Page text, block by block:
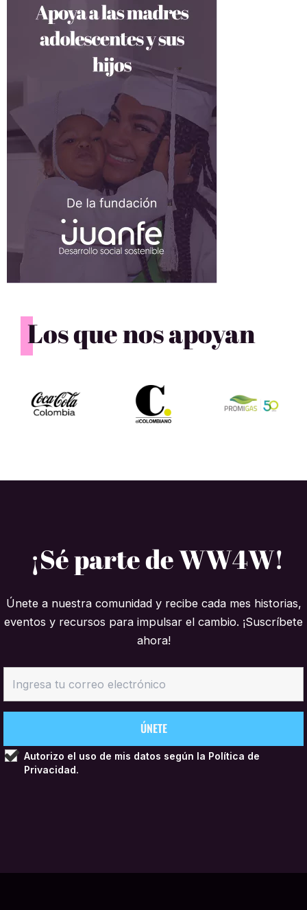
Los que nos apoyan
¡Sé parte de WW4W!
Únete a nuestra comunidad y recibe cada mes historias,
eventos y recursos para impulsar el cambio. ¡Suscríbete
ahora!
Autorizo el uso de mis datos según la Política de
Privacidad.